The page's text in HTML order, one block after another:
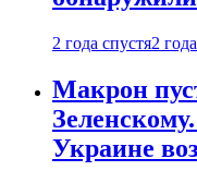
2 года спустя2
Макрон
Украине